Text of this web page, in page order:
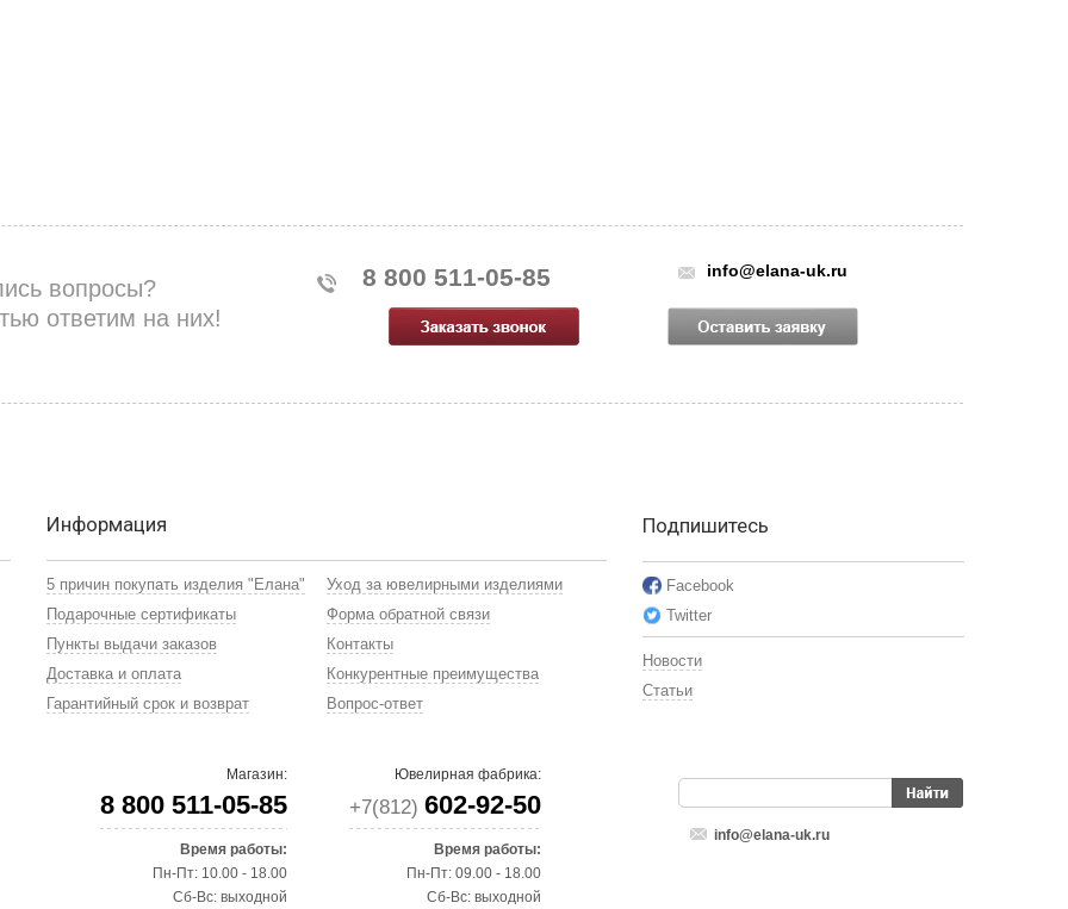
вопросы?
ответим на них!
8 800 511-05-85 info@elana-uk.ru
Информация
5 причин покупать изделия "Елана"
Подарочные сертификаты
Пункты выдачи заказов
Доставка и оплата
Гарантийный срок и возврат
Уход за ювелирными изделиями
Форма обратной связи
Контакты
Конкурентные преимущества
Вопрос-ответ
Подпишитесь
Facebook
Twitter
Новости
Статьи
Магазин:
8 800 511-05-85
Время работы:
Пн-Пт: 10.00 - 18.00
Сб-Вс: выходной
Ювелирная фабрика:
+7(812) 602-92-50
Время работы:
Пн-Пт: 09.00 - 18.00
Сб-Вс: выходной
info@elana-uk.ru